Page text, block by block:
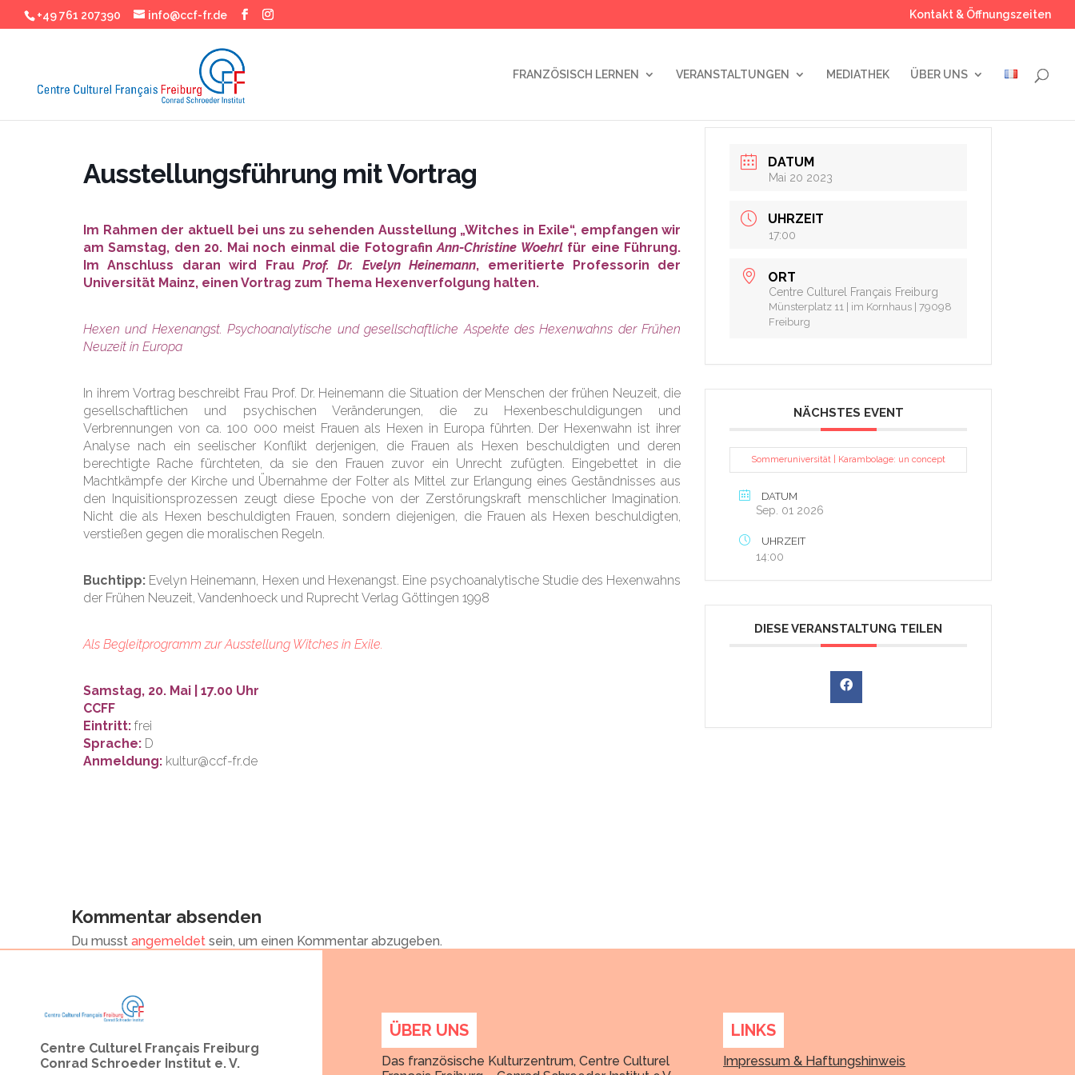
+49 761 207390 info@ccf-fr.de Kontakt & Öffnungszeiten
FRANZÖSISCH LERNEN VERANSTALTUNGEN MEDIATHEK ÜBER UNS
Ausstellungsführung mit Vortrag
Im Rahmen der aktuell bei uns zu sehenden Ausstellung „Witches in Exile“, empfangen wir
am Samstag, den 20. Mai noch einmal die FotografinAnn-Christine Woehrlfür eine Führung.
Im Anschluss daran wird Frau Prof. Dr. Evelyn Heinemann, emeritierte Professorin der
Universität Mainz, einen Vortrag zum Thema Hexenverfolgung halten.
Hexen und Hexenangst. Psychoanalytische und gesellschaftliche Aspekte des Hexenwahns der Frühen
Neuzeit in Europa
In ihrem Vortrag beschreibt Frau Prof. Dr. Heinemann die Situation der Menschen der frühen Neuzeit, die
gesellschaftlichen und psychischen Veränderungen, die zu Hexenbeschuldigungen und
Verbrennungen von ca. 100 000 meist Frauen als Hexen in Europa führten. Der Hexenwahn ist ihrer
Analyse nach ein seelischer Konflikt derjenigen, die Frauen als Hexen beschuldigten und deren
berechtigte Rache fürchteten, da sie den Frauen zuvor ein Unrecht zufügten. Eingebettet in die
Machtkämpfe der Kirche und Übernahme der Folter als Mittel zur Erlangung eines Geständnisses aus
den Inquisitionsprozessen zeugt diese Epoche von der Zerstörungskraft menschlicher Imagination.
Nicht die als Hexen beschuldigten Frauen, sondern diejenigen, die Frauen als Hexen beschuldigten,
verstießen gegen die moralischen Regeln.
Buchtipp: Evelyn Heinemann, Hexen und Hexenangst. Eine psychoanalytische Studie des Hexenwahns
der Frühen Neuzeit, Vandenhoeck und Ruprecht Verlag Göttingen 1998
Als Begleitprogramm zur Ausstellung Witches in Exile.
Samstag, 20. Mai | 17.00 Uhr
CCFF
Eintritt: frei
Sprache: D
Anmeldung: kultur@ccf-fr.de
DATUM
Mai 20 2023
UHRZEIT
17:00
ORT
Centre Culturel Français Freiburg
Münsterplatz 11 | im Kornhaus | 79098
Freiburg
NÄCHSTES EVENT
Sommeruniversität | Karambolage: un concept
DATUM
Sep. 01 2026
UHRZEIT
14:00
DIESE VERANSTALTUNG TEILEN
Kommentar absenden
Du musst angemeldet sein, um einen Kommentar abzugeben.
Centre Culturel Français Freiburg
Conrad Schroeder Institut e. V.
ÜBER UNS
Das französische Kulturzentrum, Centre Culturel
LINKS
Impressum & Haftungshinweis